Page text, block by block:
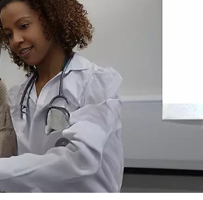
附近的免费公共课程
附近的免费公共卫生和
康课程，以改善您的健
康。
了解更多
会员登录
您已经是会员，找到合
的护理服务就像登录“我的
(myEmblemHealth)”账户
一样轻松。
登录
$0 保费基本健保计划
(Essential Plan)
果您符合收入和其他资格
，您可能有资格投保基
本健保计划 (Essential
Plan)。
了解更多
新款我的安保
应用程
序
通过应用程序查看您的
员身份卡、索赔和个性化
健康内容。
获取应用程序
优先重视女性健康
每个阶段，掌控您的健
康。
了解更多